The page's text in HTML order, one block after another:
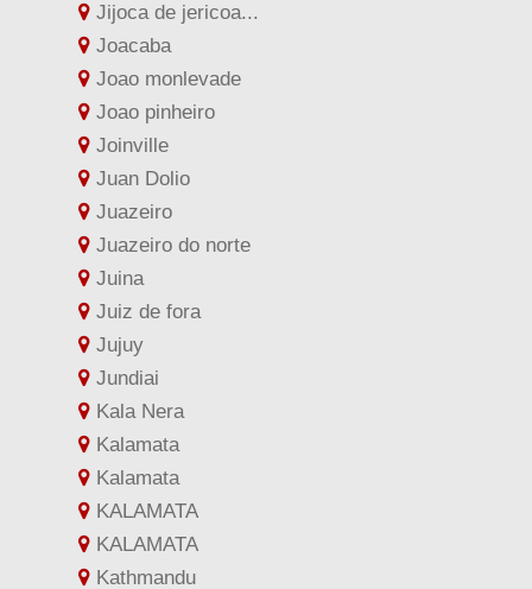
Jijoca de jericoa...
Joacaba
Joao monlevade
Joao pinheiro
Joinville
Juan Dolio
Juazeiro
Juazeiro do norte
Juina
Juiz de fora
Jujuy
Jundiai
Kala Nera
Kalamata
Kalamata
KALAMATA
KALAMATA
Kathmandu